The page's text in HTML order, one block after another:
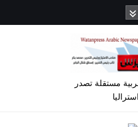
مستقلة تصدر